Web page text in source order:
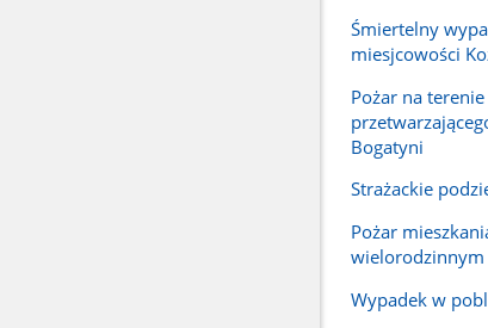
Śmiertelny
miesjcowości
Pożar na terenie
Bogatyni
Strażackie
Pożar
wielorodzinnym
Wypadek w